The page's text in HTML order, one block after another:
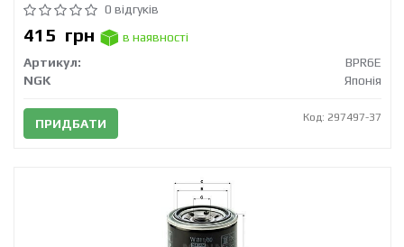
0 відгуків
415 грн
в наявності
Артикул:
BPR6E
NGK
Японія
ПРИДБАТИ Код: 297497-37